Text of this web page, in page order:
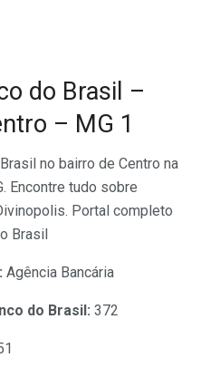
do Brasil –
– MG 1
no bairro de Centro na
Encontre tudo sobre
Portal completo
Brasil
Agência Bancária
do Brasil: 372